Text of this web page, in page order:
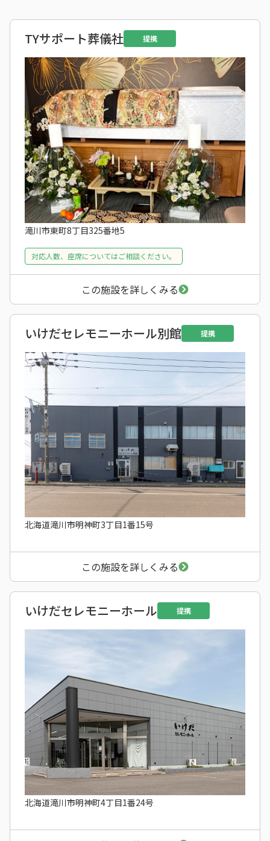
TYサポート葬儀社 提携
滝川市東町8丁目325番地5
対応人数、座席についてはご相談ください。
この施設を詳しくみる
いけだセレモニーホール別館 提携
北海道滝川市明神町3丁目1番15号
この施設を詳しくみる
いけだセレモニーホール 提携
北海道滝川市明神町4丁目1番24号